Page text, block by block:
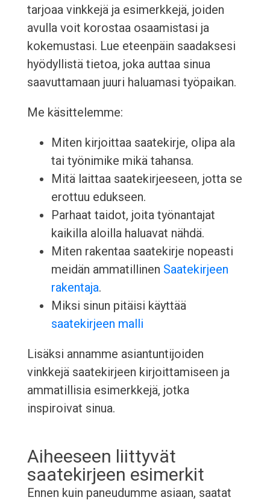
tarjoaa vinkkejä ja esimerkkejä, joiden
avulla voit korostaa osaamistasi ja
kokemustasi. Lue eteenpäin saadaksesi
hyödyllistä tietoa, joka auttaa sinua
saavuttamaan juuri haluamasi työpaikan.
Me käsittelemme:
Miten kirjoittaa saatekirje, olipa ala
tai työnimike mikä tahansa.
Mitä laittaa saatekirjeeseen, jotta se
erottuu edukseen.
Parhaat taidot, joita työnantajat
kaikilla aloilla haluavat nähdä.
Miten rakentaa saatekirje nopeasti
meidän ammatillinen Saatekirjeen
rakentaja.
Miksi sinun pitäisi käyttää
saatekirjeen malli
Lisäksi annamme asiantuntijoiden
vinkkejä saatekirjeen kirjoittamiseen ja
ammatillisia esimerkkejä, jotka
inspiroivat sinua.
Aiheeseen liittyvät
saatekirjeen esimerkit
Ennen kuin paneudumme asiaan, saatat